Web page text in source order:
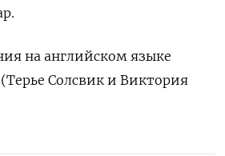
на английском языке
Солсвик и Виктория